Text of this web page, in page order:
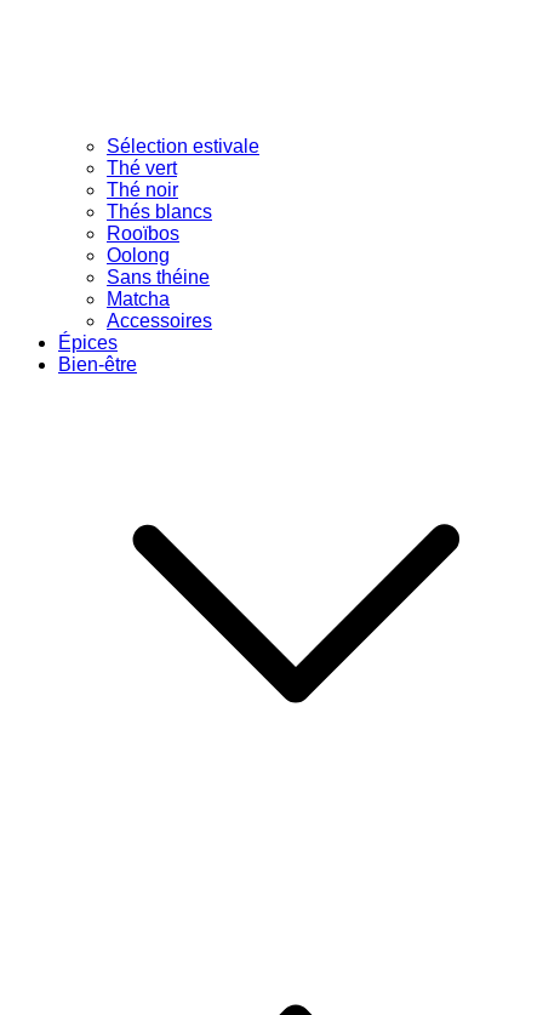
Sélection estivale
Thé vert
Thé noir
Thés blancs
Rooïbos
Oolong
Sans théine
Matcha
Accessoires
Épices
Bien-être